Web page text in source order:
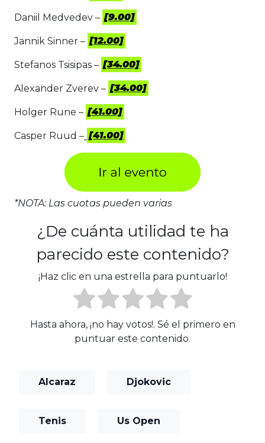
Daniil Medvedev – [9.00]
Jannik Sinner – [12.00]
Stefanos Tsisipas – [34.00]
Alexander Zverev – [34.00]
Holger Rune – [41.00]
Casper Ruud – [41.00]
*NOTA: Las cuotas pueden varias
¿De cuánta utilidad te ha
parecido este contenido?
¡Haz clic en una estrella para puntuarlo!
Hasta ahora, ¡no hay votos!. Sé el primero en
puntuar este contenido.
Alcaraz Djokovic
Tenis Us Open